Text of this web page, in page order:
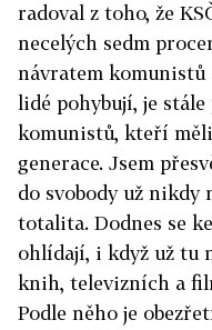
radoval z toho, že
necelých sedm
návratem komunistů
lidé pohybují, je stále
komunistů, kteří
generace. Jsem
do svobody už nikdy
totalita. Dodnes se
ohlídají, i když už tu
knih, televizních a
Podle něho je